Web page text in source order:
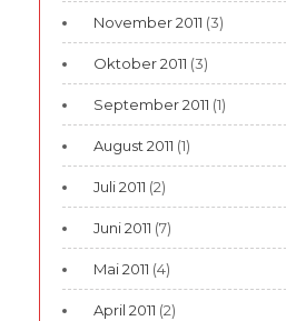
November 2011 (3)
Oktober 2011 (3)
September 2011 (1)
August 2011 (1)
Juli 2011 (2)
Juni 2011 (7)
Mai 2011 (4)
April 2011 (2)